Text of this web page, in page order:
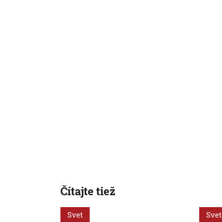
Čítajte tiež
Svet Svet